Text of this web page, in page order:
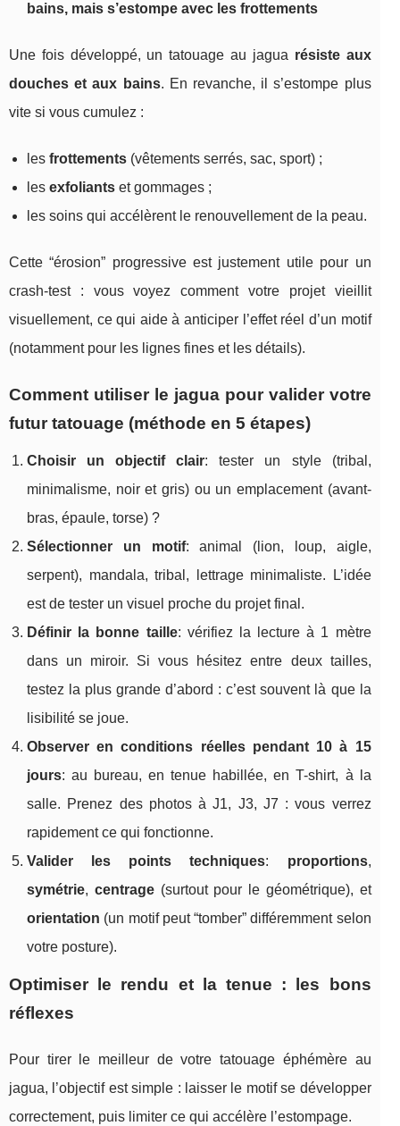
bains, mais s’estompe avec les frottements
Une fois développé, un tatouage au jagua résiste aux
douches et aux bains. En revanche, il s’estompe plus
vite si vous cumulez :
les frottements (vêtements serrés, sac, sport) ;
les exfoliants et gommages ;
les soins qui accélèrent le renouvellement de la peau.
Cette “érosion” progressive est justement utile pour un
crash-test : vous voyez comment votre projet vieillit
visuellement, ce qui aide à anticiper l’effet réel d’un motif
(notamment pour les lignes fines et les détails).
Comment utiliser le jagua pour valider votre
futur tatouage (méthode en 5 étapes)
Choisir un objectif clair: tester un style (tribal,
minimalisme, noir et gris) ou un emplacement (avant-
bras, épaule, torse) ?
Sélectionner un motif: animal (lion, loup, aigle,
serpent), mandala, tribal, lettrage minimaliste. L’idée
est de tester un visuel proche du projet final.
Définir la bonne taille: vérifiez la lecture à 1 mètre
dans un miroir. Si vous hésitez entre deux tailles,
testez la plus grande d’abord : c’est souvent là que la
lisibilité se joue.
Observer en conditions réelles pendant 10 à 15
jours: au bureau, en tenue habillée, en T-shirt, à la
salle. Prenez des photos à J1, J3, J7 : vous verrez
rapidement ce qui fonctionne.
Valider les points techniques: proportions,
symétrie, centrage(surtout pour le géométrique), et
orientation (un motif peut “tomber” différemment selon
votre posture).
Optimiser le rendu et la tenue : les bons
réflexes
Pour tirer le meilleur de votre tatouage éphémère au
jagua, l’objectif est simple : laisser le motif se développer
correctement, puis limiter ce qui accélère l’estompage.